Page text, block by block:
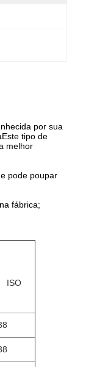
por sua
tipo de
melhor
pode poupar
fábrica;
ISO